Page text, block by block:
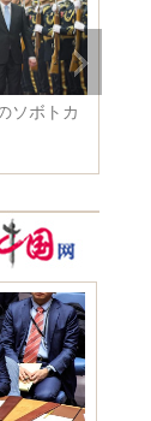
ソボトカ